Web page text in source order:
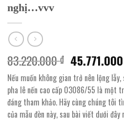
nghị…vvv
83.220.000₫ Giá
gốc
là:
Nếu muốn không gian trở nên lộng
pha lê nến cao cấp 03086/55 là một
đáng tham khảo. Hãy cùng chúng tôi
của mẫu đèn này, sau bài viết dưới đây